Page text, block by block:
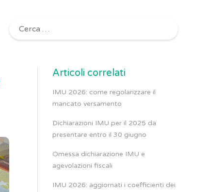
Ricerca per:
Articoli correlati
IMU 2026: come regolarizzare il
mancato versamento
Dichiarazioni IMU per il 2025 da
presentare entro il 30 giugno
Omessa dichiarazione IMU e
agevolazioni fiscali
IMU 2026: aggiornati i coefficienti dei